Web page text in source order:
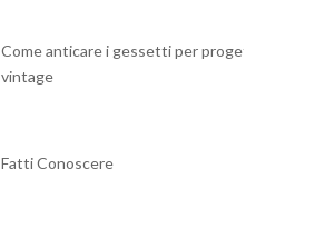
Come anticare i gessetti per progetti
vintage
Fatti Conoscere